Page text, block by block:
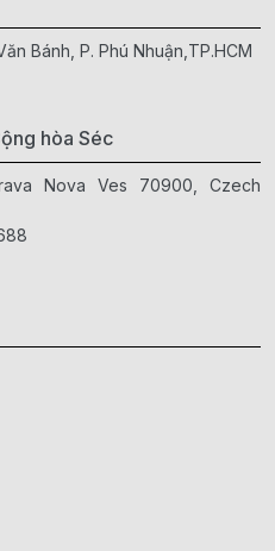
Bánh, P. Phú Nhuận,TP.HCM
hòa Séc
Nova Ves 70900, Czech